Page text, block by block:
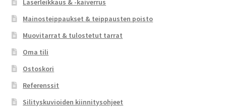
Laserleikkaus & -kaiverrus
Mainosteippaukset & teippausten poisto
Muovitarrat & tulostetut tarrat
Oma tili
Ostoskori
Referenssit
Silityskuvioiden kiinnitysohjeet